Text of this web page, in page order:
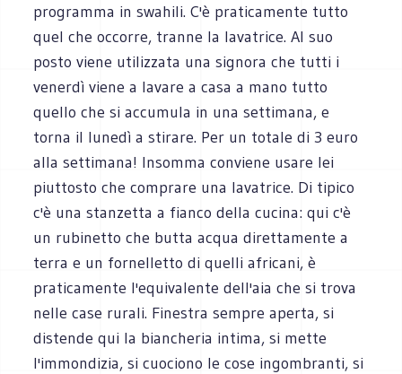
programma in swahili. C'è praticamente tutto
quel che occorre, tranne la lavatrice. Al suo
posto viene utilizzata una signora che tutti i
venerdì viene a lavare a casa a mano tutto
quello che si accumula in una settimana, e
torna il lunedì a stirare. Per un totale di 3 euro
alla settimana! Insomma conviene usare lei
piuttosto che comprare una lavatrice. Di tipico
c'è una stanzetta a fianco della cucina: qui c'è
un rubinetto che butta acqua direttamente a
terra e un fornelletto di quelli africani, è
praticamente l'equivalente dell'aia che si trova
nelle case rurali. Finestra sempre aperta, si
distende qui la biancheria intima, si mette
l'immondizia, si cuociono le cose ingombranti, si